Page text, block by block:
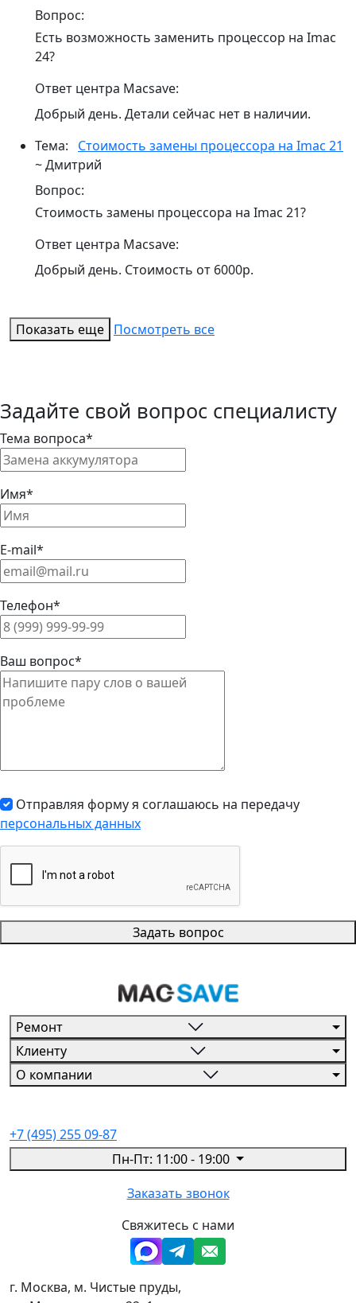
Вопрос:
Есть возможность заменить процессор на Imac
24?
Ответ центра Macsave:
Добрый день. Детали сейчас нет в наличии.
Тема:
Стоимость замены процессора на Imac 21
~ Дмитрий
Вопрос:
Стоимость замены процессора на Imac 21?
Ответ центра Macsave:
Добрый день. Стоимость от 6000р.
Показать еще Посмотреть все
Задайте свой вопрос специалисту
Тема вопроса*
Имя*
E-mail*
Телефон*
Ваш вопрос*
Отправляя форму я соглашаюсь на передачу
персональных данных
Задать вопрос
Ремонт
Клиенту
О компании
+7 (495) 255 09-87
Пн-Пт: 11:00 - 19:00
Заказать звонок
Свяжитесь с нами
г. Москва, м. Чистые пруды,